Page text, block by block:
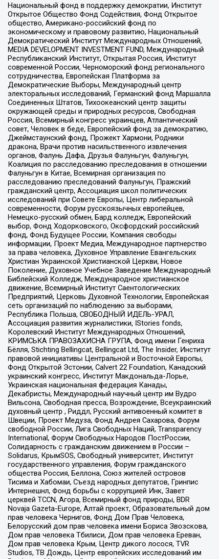
Национальный фонд в поддержку демократии, Институт
Открытое Общество Фонд Содействия, Фонд Открытое
общество, Американо-российский фонд по
экономическому и правовому развитию, Национальный
Демократический Институт Международных Отношений,
MEDIA DEVELOPMENT INVESTMENT FUND, Международный
Республиканский Институт, Открытая Россия, Институт
современной России, Черноморский фонд регионального
сотрудничества, Европейская Платформа за
Демократические Выборы, Международный центр
электоральных исследований, Германский фонд Маршалла
Соединенных Штатов, Тихоокеанский центр защиты
окружающей среды и природных ресурсов, Свободная
Россия, Всемирный конгресс украинцев, Атлантический
совет, Человек в беде, Европейский фонд за демократию,
Джеймстаунский фонд, Прожект Хармони, Родники
дракона, Врачи против насильственного извлечения
органов, Фалунь Дафа, Друзья Фалуньгун, Фалуньгун,
Коалиция по расследованию преследования в отношении
Фалуньгун в Китае, Всемирная организация по
расследованию преследований Фалуньгун, Пражский
гражданский центр, Ассоциация школ политических
исследований при Совете Европы, Центр либеральной
современности, Форум русскоязычных европейцев,
Немецко-русский обмен, Бард колледж, Европейский
выбор, Фонд Ходорковского, Оксфордский российский
фонд, Фонд Будущее России, Компания свободы
информации, Проект Медиа, Международное партнерство
за права человека, Духовное Управление Евангельских
Христиан Украинской Христианской Церкви, Новое
Поколение, Духовное Учебное Заведение Международный
Библейский Колледж, Международное христианское
движение, Всемирный Институт Саентологических
Предприятий, Церковь Духовной Технологии, Европейская
сеть организаций по наблюдению за выборами,
Республика Польша, СВОБОДНЫЙ ИДЕЛЬ-УРАЛ,
Ассоциация развития журналистики, IStories fonds,
Королевский Институт Международных Отношений,
КРИМСЬКА ПРАВОЗАХИСНА ГРУПА, Фонд имени Генриха
Бёлля, Stichting Bellingcat, Bellingcat Ltd, The Insider, Институт
правовой инициативы Центральной и Восточной Европы,
Фонд Открытой Эстонии, Calvert 22 Foundation, Канадский
украинский конгресс, Институт Макдональда-Лорье,
Украинская национальная федерация Канады,
Декабристы, Международный научный центр им Вудро
Вильсона, Свободная пресса, Возрождение, Всеукраинский
духовный центр , Риддл, Русский антивоенный комитет в
Швеции, Проект Медуза, Фонд Андрея Сахарова, Форум
свободной России, Лига Свободных Наций, Transparеncy
International, Форум Свободных Народов ПостРоссии,
Солидарность с гражданским движением в России –
Solidarus, КрымSOS, Свободный университет, Институт
государственного управления, Форум гражданского
общества Россия, Беллона, Союз жителей островов
Тисима и Хабомаи, Съезд народных депутатов, Гринпис
Интернешнл, Фонд борьбы с коррупцией Инк, Завет
церквей TCCN, Агора, Всемирный фонд природы, BDR
Novaja Gazeta-Europe, Алтай проект, Образовательный дом
прав человека Чернигов, Фонд Дом Прав Человека,
Белорусский дом прав человека имени Бориса Звозскова,
Дом прав человека Тбилиси, Дом прав человека Ереван,
Дом прав человека Крым, Центр дикого лосося, TVR
Studios, ТВ Дождь, Центр европейских исследований им